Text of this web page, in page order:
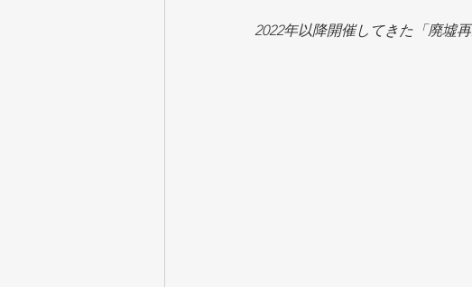
2022年以降開催してきた「廃墟